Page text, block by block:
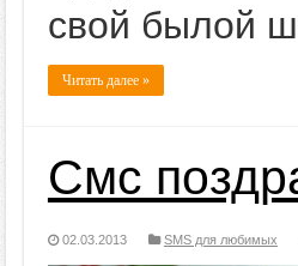
свой былой
Читать далее »
Смс
02.03.2013 SMS для любимых